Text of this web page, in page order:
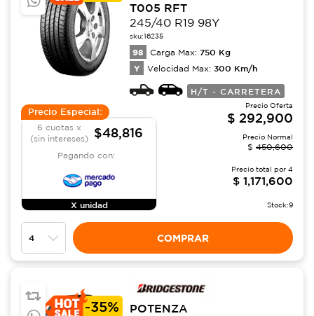
T005 RFT
245/40 R19 98Y
sku:16235
98 Carga Max: 750 Kg
Y Velocidad Max: 300 Km/h
H/T - CARRETERA
Precio Especial:
6 cuotas x
(sin intereses)
$48,816
Pagando con:
X unidad
Precio Oferta
$ 292,900
Precio Normal
$ 450,600
Precio total por 4
$ 1,171,600
Stock:9
COMPRAR
-35%
POTENZA